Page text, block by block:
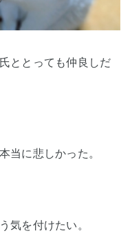
ととっても仲良しだ
当に悲しかった。
気を付けたい。